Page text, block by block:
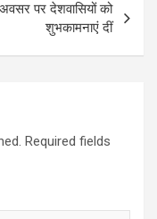
पर देशवासियों को
शुभकामनाएं दीं
Required fields